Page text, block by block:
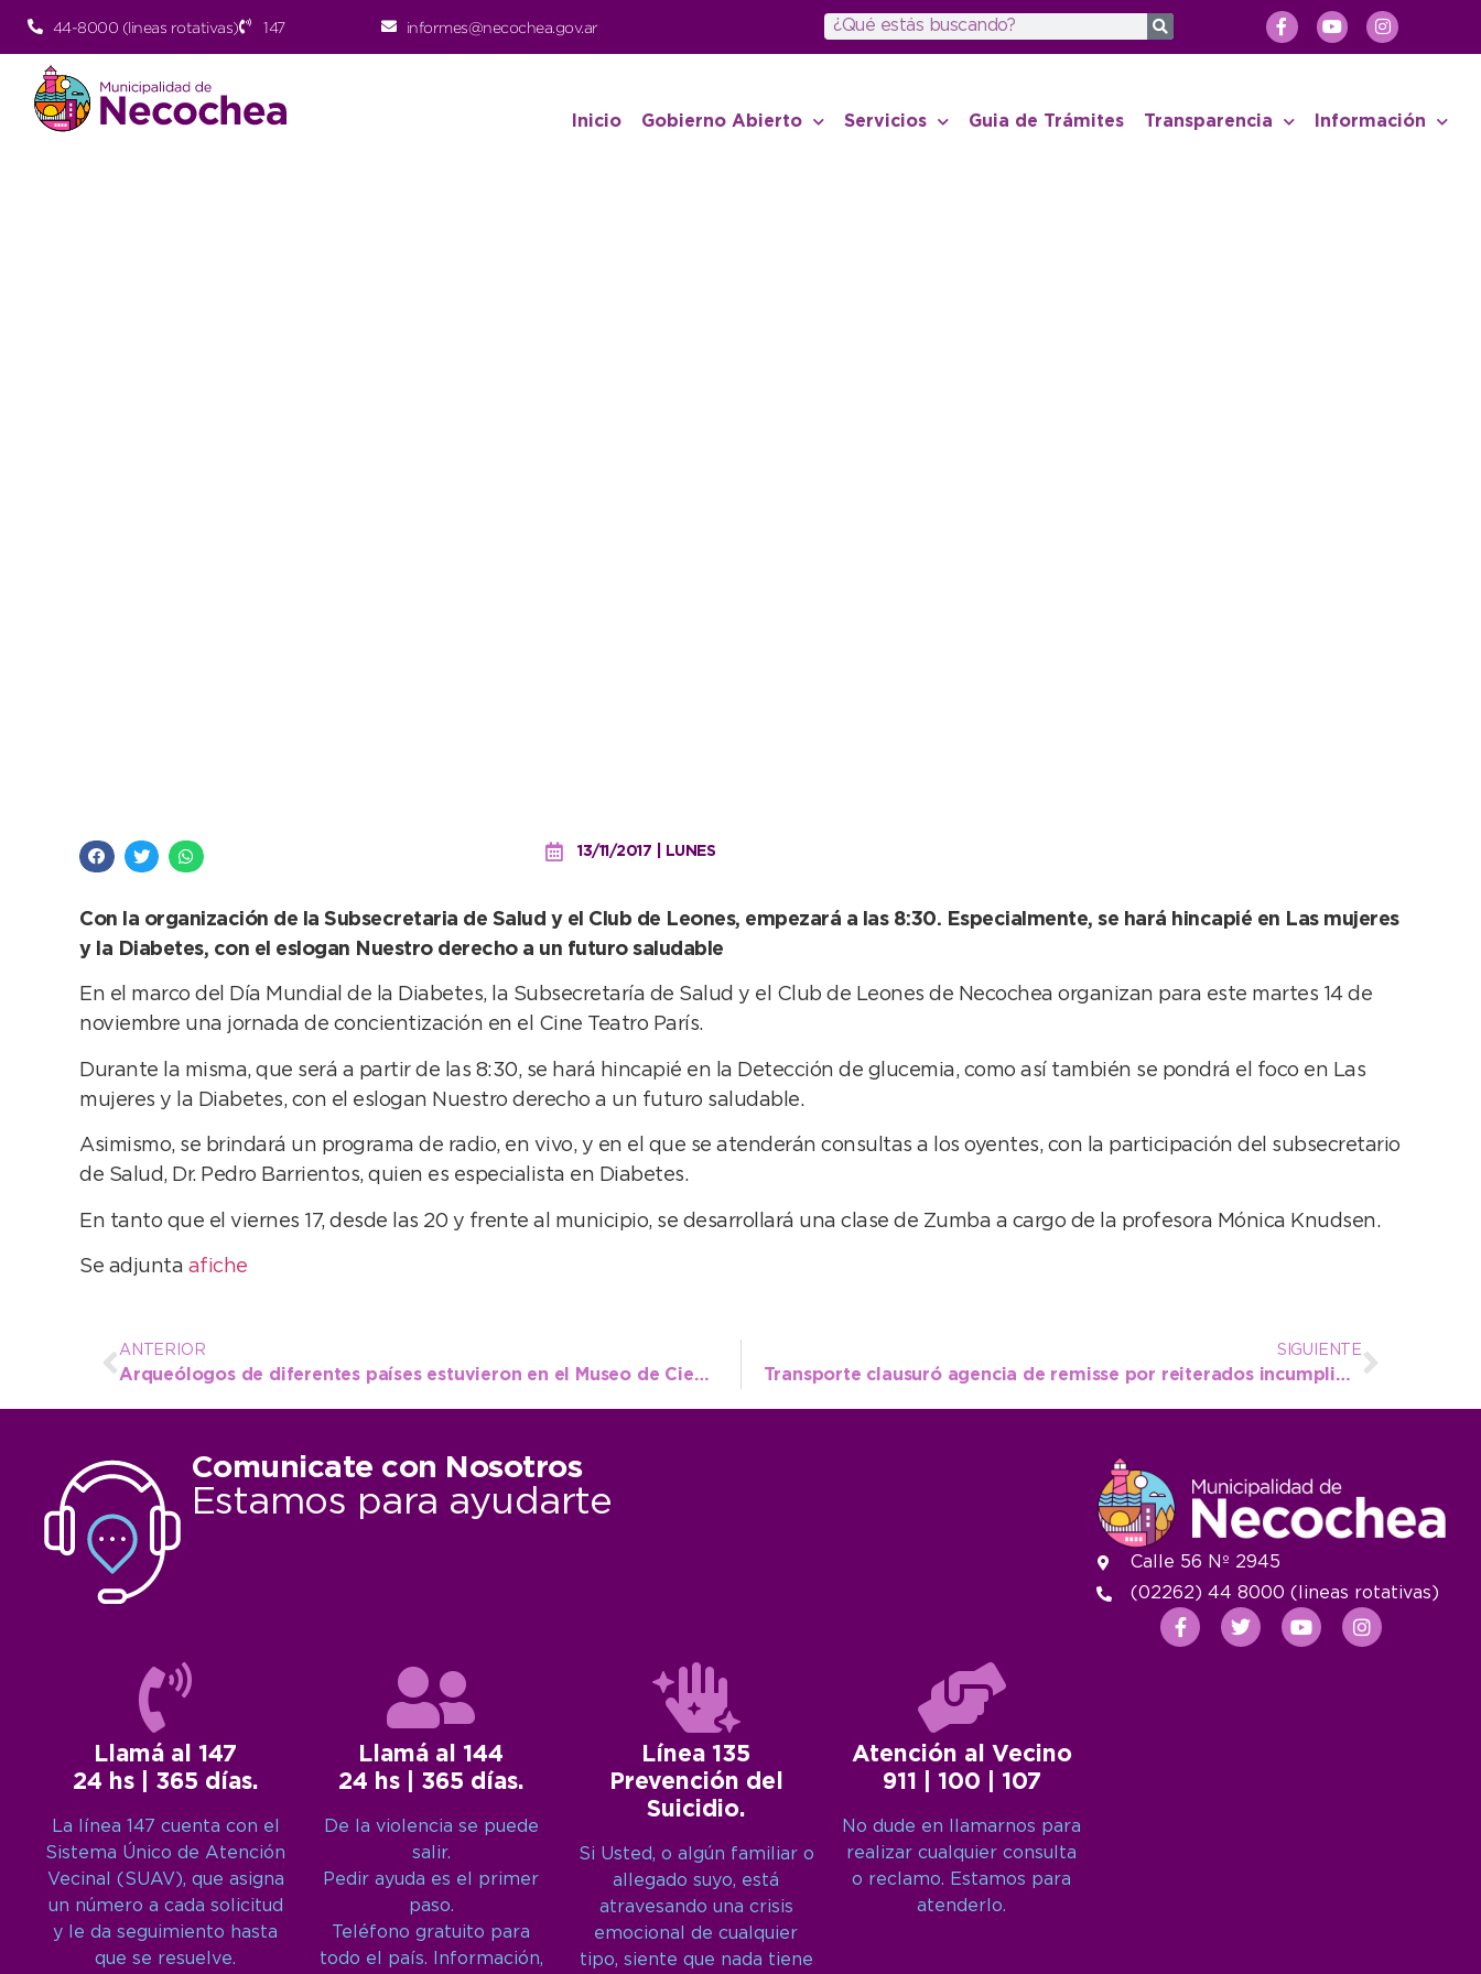
44-8000 (lineas rotativas) 147 informes@necochea.gov.ar
Inicio Gobierno Abierto Servicios Guia de Trámites Transparencia Información
13/11/2017 | LUNES
Con la organización de la Subsecretaria de Salud y el Club de Leones, empezará a las 8:30. Especialmente, se hará hincapié en Las mujeres
y la Diabetes, con el eslogan Nuestro derecho a un futuro saludable
En el marco del Día Mundial de la Diabetes, la Subsecretaría de Salud y el Club de Leones de Necochea organizan para este martes 14 de
noviembre una jornada de concientización en el Cine Teatro París.
Durante la misma, que será a partir de las 8:30, se hará hincapié en la Detección de glucemia, como así también se pondrá el foco en Las
mujeres y la Diabetes, con el eslogan Nuestro derecho a un futuro saludable.
Asimismo, se brindará un programa de radio, en vivo, y en el que se atenderán consultas a los oyentes, con la participación del subsecretario
de Salud, Dr. Pedro Barrientos, quien es especialista en Diabetes.
En tanto que el viernes 17, desde las 20 y frente al municipio, se desarrollará una clase de Zumba a cargo de la profesora Mónica Knudsen.
Se adjunta afiche
ANTERIOR
Arqueólogos de diferentes países estuvieron en el Museo de Ciencias Naturales
SIGUIENTE
Transporte clausuró agencia de remisse por reiterados incumplimientos
Comunicate con Nosotros
Estamos para ayudarte
Llamá al 147
24 hs | 365 días.
La línea 147 cuenta con el
Sistema Único de Atención
Vecinal (SUAV), que asigna
un número a cada solicitud
y le da seguimiento hasta
que se resuelve.
Llamá al 144
24 hs | 365 días.
De la violencia se puede
salir.
Pedir ayuda es el primer
paso.
Teléfono gratuito para
todo el país. Información,
Línea 135
Prevención del
Suicidio.
Si Usted, o algún familiar o
allegado suyo, está
atravesando una crisis
emocional de cualquier
tipo, siente que nada tiene
Atención al Vecino
911 | 100 | 107
No dude en llamarnos para
realizar cualquier consulta
o reclamo. Estamos para
atenderlo.
Calle 56 Nº 2945
(02262) 44 8000 (lineas rotativas)